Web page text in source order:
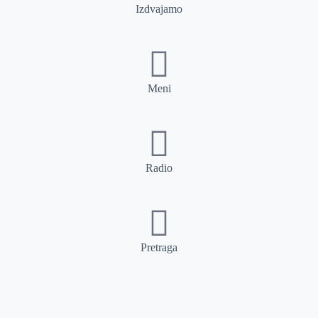
Izdvajamo
Meni
Radio
Pretraga